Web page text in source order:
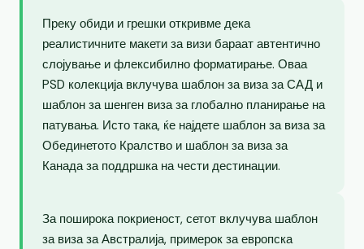
Преку обиди и грешки откривме дека
реалистичните макети за визи бараат автентично
слојување и флексибилно форматирање. Оваа
PSD колекција вклучува шаблон за виза за САД и
шаблон за шенген виза за глобално планирање на
патувања. Исто така, ќе најдете шаблон за виза за
Обединетото Кралство и шаблон за виза за
Канада за поддршка на чести дестинации.
За поширока покриеност, сетот вклучува шаблон
за виза за Австралија, примерок за европска